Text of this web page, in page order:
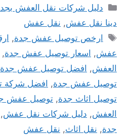
التصنيفات
دليل شركات نقل العفش
دينا نقل عفش, نقل عفش
الوسوم
ارخص توصيل عفش جدة,
عفش, اسعار توصيل عفش جدة,
العفش, افضل توصيل عفش جدة
توصيل عفش جدة, افضل
توصيل اثاث جدة, توصيل عفش
العفش, دليل شركات نقل عفش,
جدة, نقل اثاث, نقل عفش